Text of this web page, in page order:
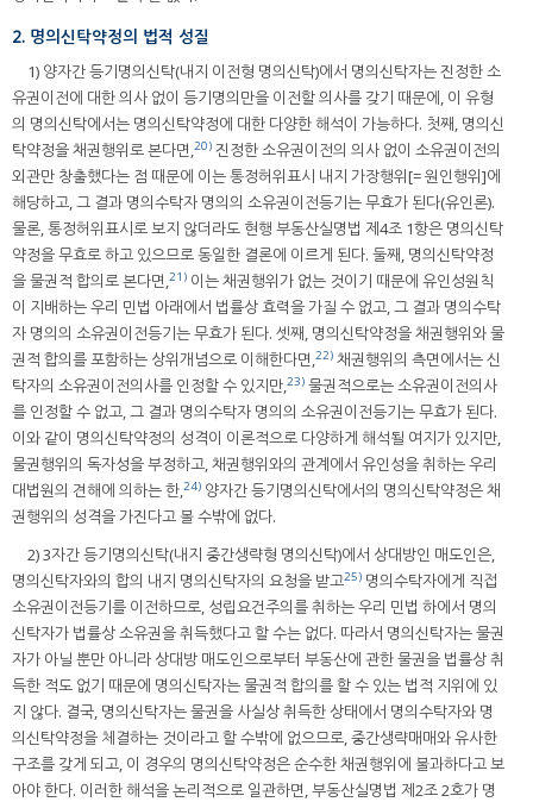
2. 명의신탁약정의 법적 성질
1) 양자간 등기명의신탁(내지 이전형 명의신탁)에서 명의신탁자는 진정한 소
유권이전에 대한 의사 없이 등기명의만을 이전할 의사를 갖기 때문에, 이 유형
의 명의신탁에서는 명의신탁약정에 대한 다양한 해석이 가능하다. 첫째, 명의신
탁약정을 채권행위로 본다면,20) 진정한 소유권이전의 의사 없이 소유권이전의
외관만 창출했다는 점 때문에 이는 통정허위표시 내지 가장행위[= 원인행위]에
해당하고, 그 결과 명의수탁자 명의의 소유권이전등기는 무효가 된다(유인론).
물론, 통정허위표시로 보지 않더라도 현행 부동산실명법 제4조 1항은 명의신탁
약정을 무효로 하고 있으므로 동일한 결론에 이르게 된다. 둘째, 명의신탁약정
을 물권적 합의로 본다면,21) 이는 채권행위가 없는 것이기 때문에 유인성원칙
이 지배하는 우리 민법 아래에서 법률상 효력을 가질 수 없고, 그 결과 명의수탁
자 명의의 소유권이전등기는 무효가 된다. 셋째, 명의신탁약정을 채권행위와 물
권적 합의를 포함하는 상위개념으로 이해한다면,22) 채권행위의 측면에서는 신
탁자의 소유권이전의사를 인정할 수 있지만,23) 물권적으로는 소유권이전의사
를 인정할 수 없고, 그 결과 명의수탁자 명의의 소유권이전등기는 무효가 된다.
이와 같이 명의신탁약정의 성격이 이론적으로 다양하게 해석될 여지가 있지만,
물권행위의 독자성을 부정하고, 채권행위와의 관계에서 유인성을 취하는 우리
대법원의 견해에 의하는 한,24) 양자간 등기명의신탁에서의 명의신탁약정은 채
권행위의 성격을 가진다고 볼 수밖에 없다.
2) 3자간 등기명의신탁(내지 중간생략형 명의신탁)에서 상대방인 매도인은,
명의신탁자와의 합의 내지 명의신탁자의 요청을 받고25) 명의수탁자에게 직접
소유권이전등기를 이전하므로, 성립요건주의를 취하는 우리 민법 하에서 명의
신탁자가 법률상 소유권을 취득했다고 할 수는 없다. 따라서 명의신탁자는 물권
자가 아닐 뿐만 아니라 상대방 매도인으로부터 부동산에 관한 물권을 법률상 취
득한 적도 없기 때문에 명의신탁자는 물권적 합의를 할 수 있는 법적 지위에 있
지 않다. 결국, 명의신탁자는 물권을 사실상 취득한 상태에서 명의수탁자와 명
의신탁약정을 체결하는 것이라고 할 수밖에 없으므로, 중간생략매매와 유사한
구조를 갖게 되고, 이 경우의 명의신탁약정은 순수한 채권행위에 불과하다고 보
아야 한다. 이러한 해석을 논리적으로 일관하면, 부동산실명법 제2조 2호가 명